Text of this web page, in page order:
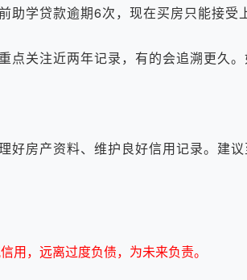
学贷款逾期6次，现在买房只能接受
关注近两年记录，有的会追溯更久。
房产资料、维护良好信用记录。建议
用，远离过度负债，为未来负责。